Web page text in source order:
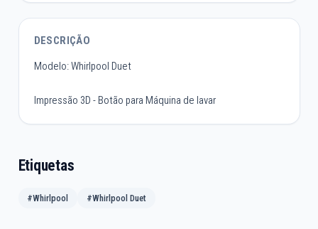
DESCRIÇÃO
Modelo: Whirlpool Duet
Impressão 3D - Botão para Máquina de lavar
Etiquetas
#Whirlpool #Whirlpool Duet